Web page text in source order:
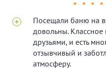
★ ★ ★ ★
Посещали баню на
довольны. Классное
друзьями, и есть
отзывчивый и
атмосферу.